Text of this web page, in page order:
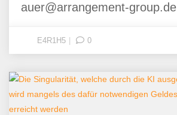
auer@arrangement-group.de
E4R1H5 0